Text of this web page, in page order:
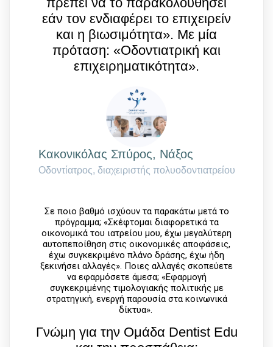
εάν τον ενδιαφέρει το επιχειρείν
και η βιωσιμότητα». Mε μία
πρόταση: «Οδοντιατρική και
επιχειρηματικότητα».
Kακονικόλας Σπύρος, Νάξος
Οδοντίατρος, διαχειριστής πολυοδοντιατρείου
Σε ποιο βαθμό ισχύουν τα παρακάτω μετά το
πρόγραμμα; «Σκέφτομαι διαφορετικά τα
οικονομικά του ιατρείου μου, έχω μεγαλύτερη
αυτοπεποίθηση στις οικονομικές αποφάσεις,
έχω συγκεκριμένο πλάνο δράσης, έχω ήδη
ξεκινήσει αλλαγές». Ποιες αλλαγές σκοπεύετε
να εφαρμόσετε άμεσα; «Εφαρμογή
συγκεκριμένης τιμολογιακής πολιτικής με
στρατηγική, ενεργή παρουσία στα κοινωνικά
δίκτυα».
Γνώμη για την Ομάδα Dentist Edu